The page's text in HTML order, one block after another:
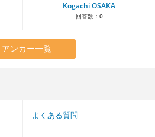
Kogachi OSAKA
回答数： 0
アンカー一覧
よくある質問